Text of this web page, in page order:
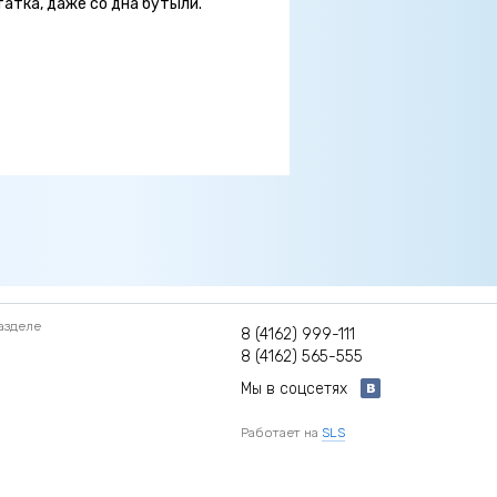
даже со дна бутыли.
8 (4162) 999-111
8 (4162) 565-555
Мы в соцсетях
Работает на SLS